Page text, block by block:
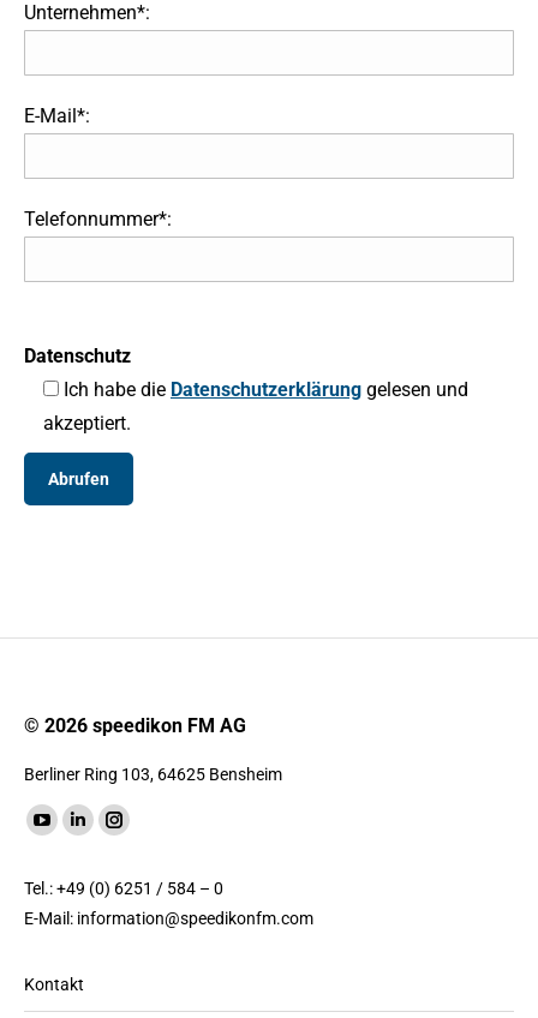
Unternehmen*:
E-Mail*:
Telefonnummer*:
Datenschutz
Ich habe die Datenschutzerklärung gelesen und
akzeptiert.
© 2026 speedikon FM AG
Berliner Ring 103, 64625 Bensheim
Finde uns auf:
YouTube
wird
in
neuen
LinkedIn
wird
in
neuen
Instagram
wird
in
Tel.: +49 (0) 6251 / 584 – 0
E-Mail: information@speedikonfm.com
Kontakt